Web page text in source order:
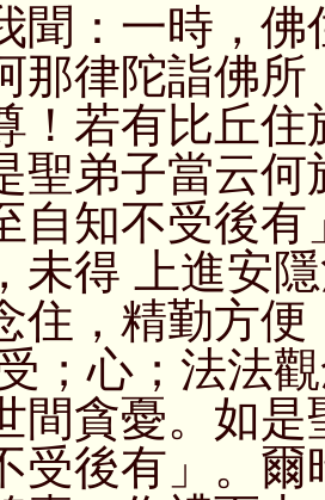
：一時，佛
那律陀詣佛
！若有比丘
聖弟子當云
自知不受後
未得 上進安
住，精勤方
；心；法法
間貪憂。如
受後有」。